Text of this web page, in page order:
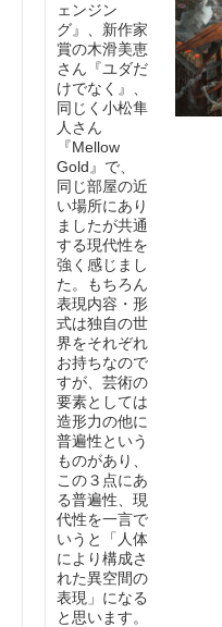
ェンジン
グ』、新作家
賞の木滑美恵
さん『ユダだ
けでなく』、
同じく小松隼
人さん
『Mellow
Gold』で、
同じ部屋の近
い場所にあり
ましたが共通
する現代性を
強く感じまし
た。もちろん
表現内容・形
式は独自の世
界をそれぞれ
お持ちなので
すが、芸術の
要素としては
造形力の他に
普遍性という
ものがあり、
この３点にあ
る普遍性、現
代性を一言で
いうと「人体
により構成さ
れた異空間の
表現」になる
と思います。